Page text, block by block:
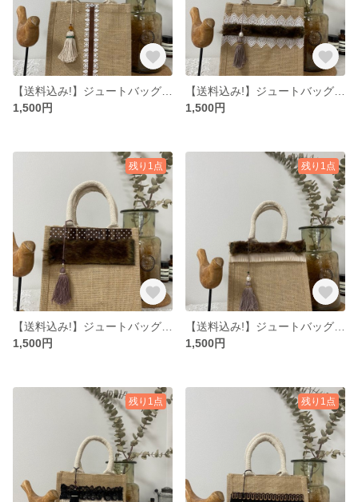
1,500円
1,500円
残り1点
1,500円
残り1点
1,500円
残り1点 残り1点